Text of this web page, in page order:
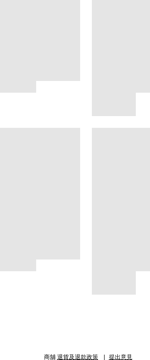
商舖 退貨及退款政策 提出意見